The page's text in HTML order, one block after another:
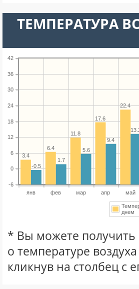
ТЕМПЕРАТУРА
янв фев мар апр май
-6
0
6
12
18
24
30
36
42
22.4
17.6
11.8
6.4
3.4
9.4
5.6
1.7
-0.5
днем
* Вы можете
о температуре
кликнув на столбец с